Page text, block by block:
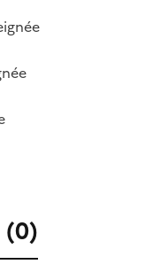
(0)